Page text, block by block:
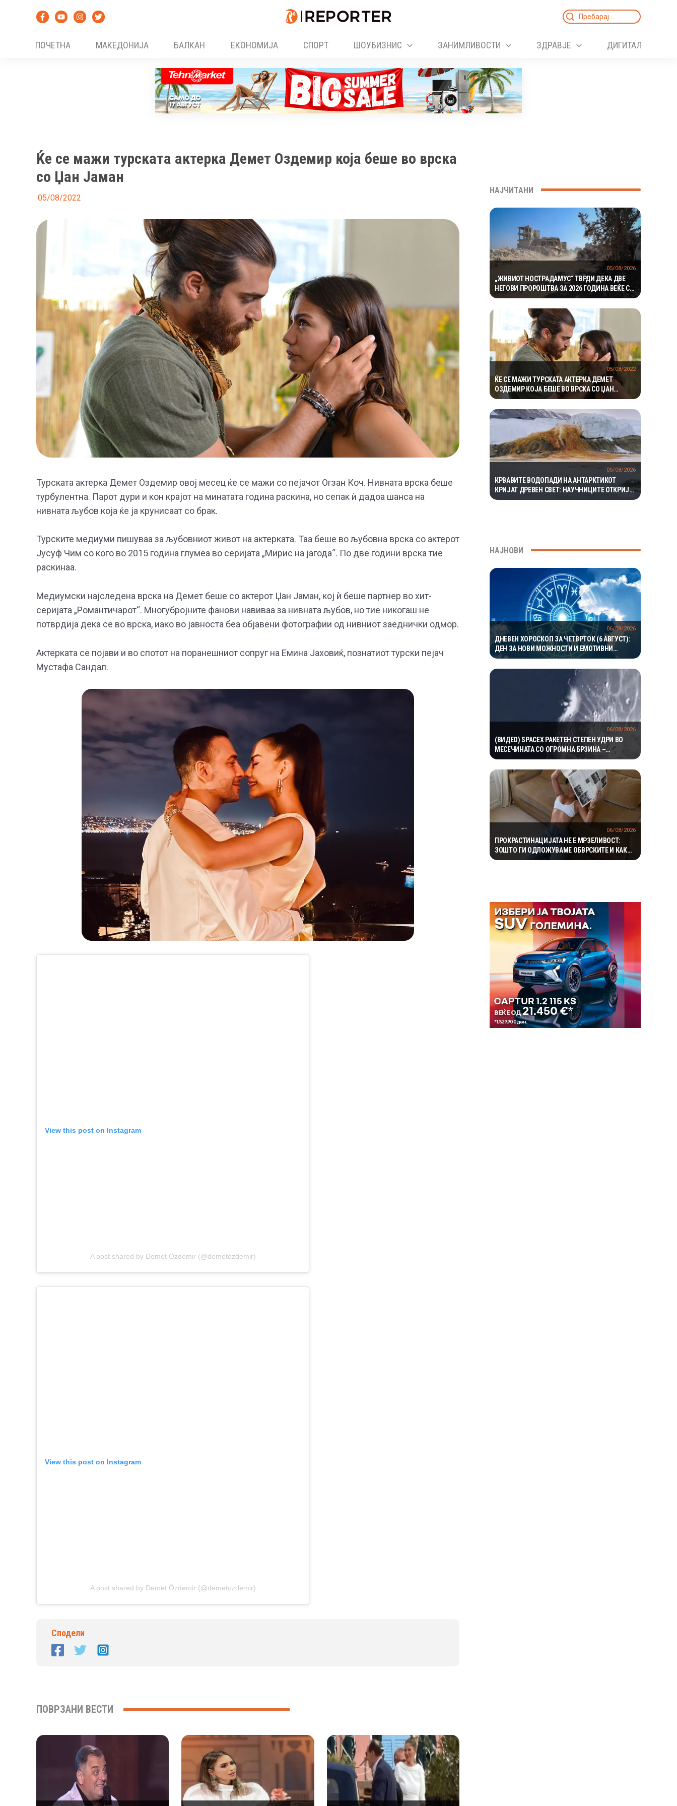
Search
ПОЧЕТНА
МАКЕДОНИЈА БАЛКАН ЕКОНОМИЈА СПОРТ ШОУБИЗНИС ЗАНИМЛИВОСТИ ЗДРАВЈЕ ДИГИТАЛ
Ќе се мажи турската актерка Демет Оздемир која беше во врска
со Џан Јаман
05/08/2022
Турската актерка Демет Оздемир овој месец ќе се мажи со пејачот Огзан Коч. Нивната врска беше
турбулентна. Парот дури и кон крајот на минатата година раскина, но сепак ѝ дадоа шанса на
нивната љубов која ќе ја крунисаат со брак.
Турските медиуми пишуваа за љубовниот живот на актерката. Таа беше во љубовна врска со актерот
Јусуф Чим со кого во 2015 година глумеа во серијата „Мирис на јагода“. По две години врска тие
раскинаа.
Медиумски најследена врска на Демет беше со актерот Џан Јаман, кој ѝ беше партнер во хит-
серијата „Романтичарот“. Многубројните фанови навиваа за нивната љубов, но тие никогаш не
потврдија дека се во врска, иако во јавноста беа објавени фотографии од нивниот заеднички одмор.
Актерката се појави и во спотот на поранешниот сопруг на Емина Јаховиќ, познатиот турски пејач
Мустафа Сандал.
View this post on Instagram
A post shared by Demet Özdemir (@demetozdemir)
View this post on Instagram
A post shared by Demet Özdemir (@demetozdemir)
Сподели
ПОВРЗАНИ ВЕСТИ
НАЈЧИТАНИ
„ЖИВИОТ НОСТРАДАМУС“ ТВРДИ ДЕКА ДВЕ
НЕГОВИ ПРОРОШТВА ЗА 2026 ГОДИНА ВЕЌЕ СЕ
ОСТВАРИЛЕ – СЕГА ПРЕДУПРЕДУВА НА ТРЕТО
05/08/2026
ЌЕ СЕ МАЖИ ТУРСКАТА АКТЕРКА ДЕМЕТ
ОЗДЕМИР КОЈА БЕШЕ ВО ВРСКА СО ЏАН
ЈАМАН
05/08/2022
КРВАВИТЕ ВОДОПАДИ НА АНТАРКТИКОТ
КРИЈАТ ДРЕВЕН СВЕТ: НАУЧНИЦИТЕ ОТКРИЈА
ЕКОСИСТЕМ ИЗОЛИРАН ПОВЕЌЕ ОД 1,5
05/08/2026
НАЈНОВИ
ДНЕВЕН ХОРОСКОП ЗА ЧЕТВРТОК (6 АВГУСТ):
ДЕН ЗА НОВИ МОЖНОСТИ И ЕМОТИВНИ
ПРЕСВРТИ
06/08/2026
(ВИДЕО) SPACEX РАКЕТЕН СТЕПЕН УДРИ ВО
МЕСЕЧИНАТА СО ОГРОМНА БРЗИНА –
НАУЧНИЦИТЕ ОЧЕКУВААТ НОВ КРАТЕР И
ВАЖНИ СОЗНАНИЈА
06/08/2026
ПРОКРАСТИНАЦИЈАТА НЕ Е МРЗЕЛИВОСТ:
ЗОШТО ГИ ОДЛОЖУВАМЕ ОБВРСКИТЕ И КАКО
ДА ГО ПРЕКИНЕМЕ МАЃЕПСАНИОТ КРУГ
06/08/2026